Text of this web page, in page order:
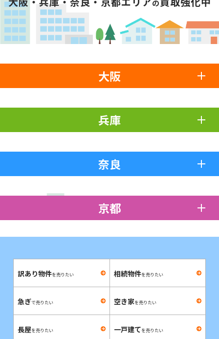
の
大阪
兵庫
奈良
京都
訳あり物件を売りたい 相続物件を売りたい
急ぎで売りたい 空き家を売りたい
長屋を売りたい 一戸建てを売りたい